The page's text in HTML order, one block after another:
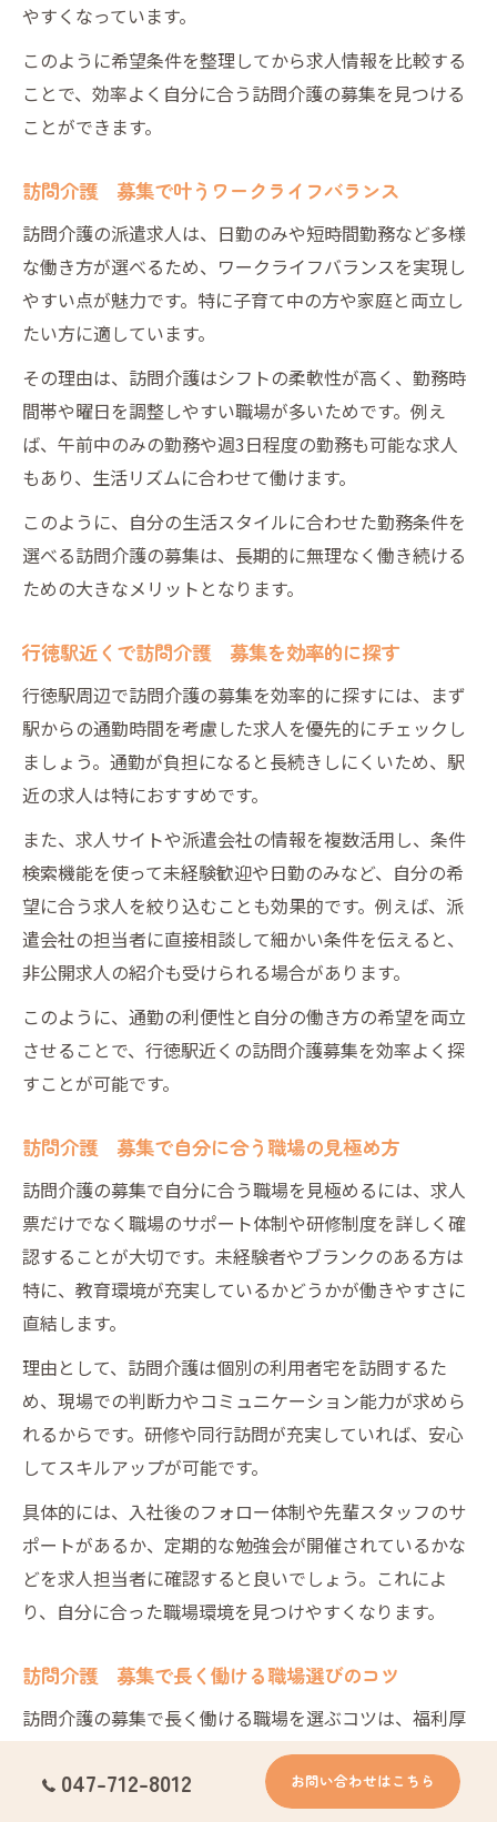
やすくなっています。
このように希望条件を整理してから求人情報を比較する
ことで、効率よく自分に合う訪問介護の募集を見つける
ことができます。
訪問介護 募集で叶うワークライフバランス
訪問介護の派遣求人は、日勤のみや短時間勤務など多様
な働き方が選べるため、ワークライフバランスを実現し
やすい点が魅力です。特に子育て中の方や家庭と両立し
たい方に適しています。
その理由は、訪問介護はシフトの柔軟性が高く、勤務時
間帯や曜日を調整しやすい職場が多いためです。例え
ば、午前中のみの勤務や週3日程度の勤務も可能な求人
もあり、生活リズムに合わせて働けます。
このように、自分の生活スタイルに合わせた勤務条件を
選べる訪問介護の募集は、長期的に無理なく働き続ける
ための大きなメリットとなります。
行徳駅近くで訪問介護 募集を効率的に探す
行徳駅周辺で訪問介護の募集を効率的に探すには、まず
駅からの通勤時間を考慮した求人を優先的にチェックし
ましょう。通勤が負担になると長続きしにくいため、駅
近の求人は特におすすめです。
また、求人サイトや派遣会社の情報を複数活用し、条件
検索機能を使って未経験歓迎や日勤のみなど、自分の希
望に合う求人を絞り込むことも効果的です。例えば、派
遣会社の担当者に直接相談して細かい条件を伝えると、
非公開求人の紹介も受けられる場合があります。
このように、通勤の利便性と自分の働き方の希望を両立
させることで、行徳駅近くの訪問介護募集を効率よく探
すことが可能です。
訪問介護 募集で自分に合う職場の見極め方
訪問介護の募集で自分に合う職場を見極めるには、求人
票だけでなく職場のサポート体制や研修制度を詳しく確
認することが大切です。未経験者やブランクのある方は
特に、教育環境が充実しているかどうかが働きやすさに
直結します。
理由として、訪問介護は個別の利用者宅を訪問するた
め、現場での判断力やコミュニケーション能力が求めら
れるからです。研修や同行訪問が充実していれば、安心
してスキルアップが可能です。
具体的には、入社後のフォロー体制や先輩スタッフのサ
ポートがあるか、定期的な勉強会が開催されているかな
どを求人担当者に確認すると良いでしょう。これによ
り、自分に合った職場環境を見つけやすくなります。
訪問介護 募集で長く働ける職場選びのコツ
訪問介護の募集で長く働ける職場を選ぶコツは、福利厚
生の充実度や職場の人間関係、シフトの柔軟性を重視す
ることです。これらは離職率を下げ、安定した勤務を続
047-712-8012 お問い合わせはこちら